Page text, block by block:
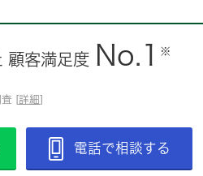
顧客満足度 No.1 ※
査 [詳細]
電話で相談する